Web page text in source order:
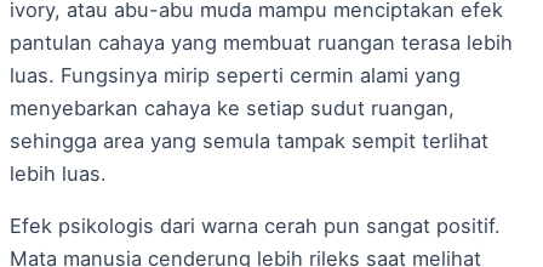
ivory, atau abu-abu muda mampu menciptakan efek
pantulan cahaya yang membuat ruangan terasa lebih
luas. Fungsinya mirip seperti cermin alami yang
menyebarkan cahaya ke setiap sudut ruangan,
sehingga area yang semula tampak sempit terlihat
lebih luas.
Efek psikologis dari warna cerah pun sangat positif.
Mata manusia cenderung lebih rileks saat melihat